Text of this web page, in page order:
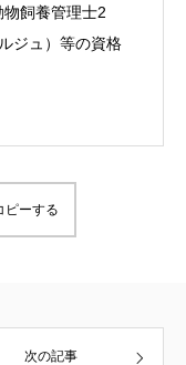
飼養管理士2
ジュ）等の資格
ピーする
次の記事